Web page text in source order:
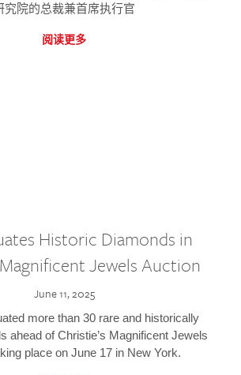
究院的总裁兼首席执行官
阅读更多
Historic Diamonds in
Jewels Auction
June 11, 2025
more than 30 rare and historically
ahead of Christie’s Magnificent Jewels
place on June 17 in New York.